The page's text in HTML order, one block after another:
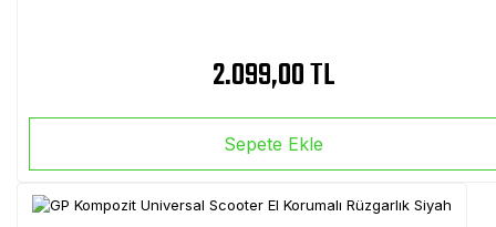
2.099,00 TL
Sepete Ekle